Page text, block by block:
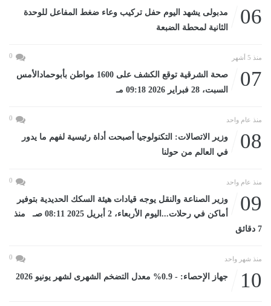
06
مدبولى يشهد اليوم حفل تركيب وعاء ضغط المفاعل للوحدة
الثانية لمحطة الضبعة
منذ 5 أشهر 0
07
صحة الشرقية توقع الكشف على 1600 مواطن بأبوحمادالأمس
السبت، 28 فبراير 2026 09:18 مـ
منذ عام واحد 0
08
وزير الاتصالات: التكنولوجيا أصبحت أداة رئيسية لفهم ما يدور
في العالم من حولنا
منذ عام واحد 0
09
وزير الصناعة والنقل يوجه قيادات هيئة السكك الحديدية بتوفير
أماكن في رحلات...اليوم الأربعاء، 2 أبريل 2025 08:11 صـ منذ
7 دقائق
منذ شهر واحد 0
10 جهاز الإحصاء: - 0.9% معدل التضخم الشهرى لشهر يونيو 2026